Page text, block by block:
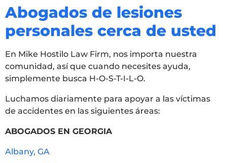
Abogados de lesiones
personales cerca de usted
En Mike Hostilo Law Firm, nos importa nuestra
comunidad, así que cuando necesites ayuda,
simplemente busca H-O-S-T-I-L-O.
Luchamos diariamente para apoyar a las víctimas
de accidentes en las siguientes áreas:
ABOGADOS EN GEORGIA
Albany, GA